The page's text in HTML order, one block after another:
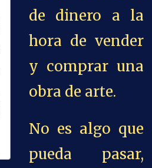
de dinero a la
hora de vender
y comprar una
obra de arte.
No es algo que
pueda pasar,